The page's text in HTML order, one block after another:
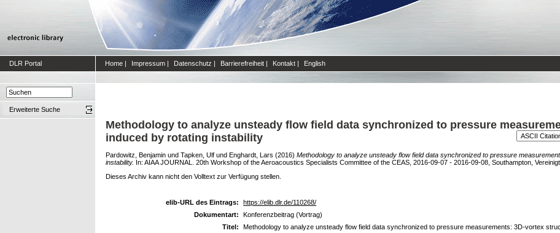
DLR Portal Home | Impressum | Datenschutz | Barrierefreiheit | Kontakt | English
Erweiterte Suche
Methodology to analyze unsteady flow field data synchronized to pressure
induced by rotating instability
Pardowitz, Benjamin und Tapken, Ulf und Enghardt, Lars (2016) Methodology to analyze unsteady flow field data synchronized to pressure
instability. In: AIAA JOURNAL. 20th Workshop of the Aeroacoustics Specialists Committee of the CEAS, 2016-09-07 - 2016-09-08, Southampton,
Dieses Archiv kann nicht den Volltext zur Verfügung stellen.
elib-URL des Eintrags:
https://elib.dlr.de/110268/
Dokumentart:
Konferenzbeitrag (Vortrag)
Titel:
Methodology to analyze unsteady flow field data synchronized to pressure measurements: 3D-vortex